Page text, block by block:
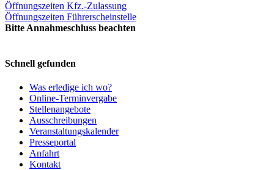
Öffnungszeiten Kfz.-Zulassung
Öffnungszeiten Führerscheinstelle
Bitte Annahmeschluss beachten
Schnell gefunden
Was erledige ich wo?
Online-Terminvergabe
Stellenangebote
Ausschreibungen
Veranstaltungskalender
Presseportal
Anfahrt
Kontakt